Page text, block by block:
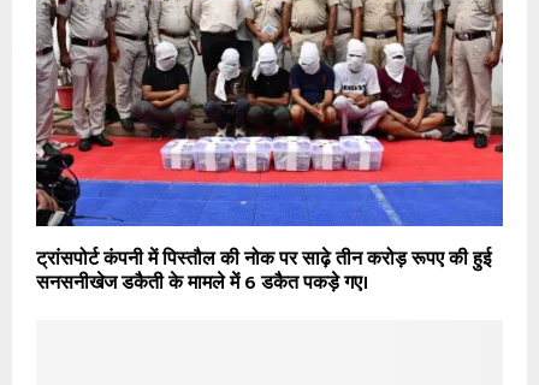
ट्रांसपोर्ट कंपनी में पिस्तौल की नोक पर साढ़े तीन करोड़ रूपए की हुई
सनसनीखेज डकैती के मामले में 6 डकैत पकड़े गए।